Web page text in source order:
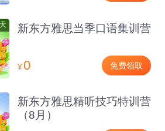
新东方雅思当季口语集训营
¥0 免费领取
新东方雅思精听技巧特训营
（8月）